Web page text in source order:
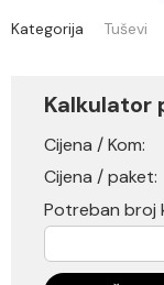
Kategorija Tuševi
Kalkulator
Cijena / Kom:
Cijena / paket:
Potreban broj